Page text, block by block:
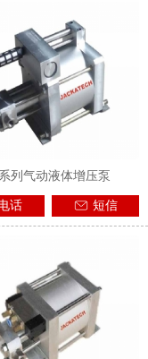
列气动液体增压泵
话 短信